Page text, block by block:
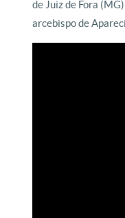
de Juiz de Fora
arcebispo de